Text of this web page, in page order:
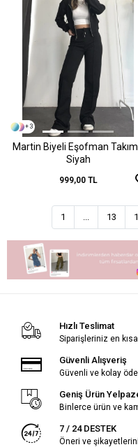
+ 3
Martin Biyeli Eşofman
Siyah
999,00 TL
1 ... 13
Hızlı Teslimat
Siparişleriniz en
Güvenli Alışveriş
Güvenli ve kolay
Geniş Ürün
Binlerce ürün ve
7 / 24 DESTEK
Öneri ve